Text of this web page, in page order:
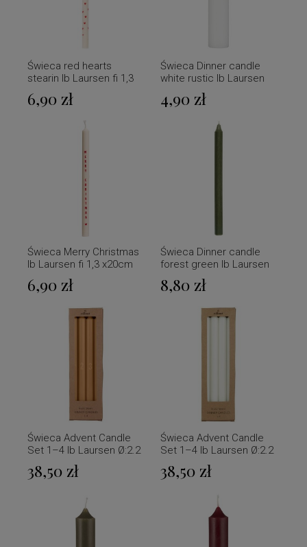
Świeca red hearts
stearin Ib Laursen fi 1,3
6,90 zł
Świeca Dinner candle
white rustic Ib Laursen
Ø:2.2 H:11
4,90 zł
Świeca Merry Christmas
Ib Laursen fi 1,3 x20cm
6,90 zł
Świeca Dinner candle
forest green Ib Laursen
Ø:2.2 H: 29
8,80 zł
Świeca Advent Candle
Set 1–4 Ib Laursen Ø:2.2
H:29 miodowe
38,50 zł
Świeca Advent Candle
Set 1–4 Ib Laursen Ø:2.2
38,50 zł